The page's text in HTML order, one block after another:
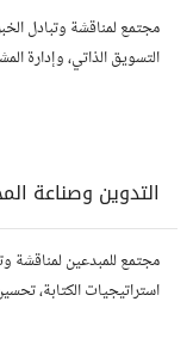
مجتمع لمناقشة وتبادل
التسويق الذاتي، وإدارة
التدوين وصناعة
مجتمع للمبدعين لمناقشة
استراتيجيات الكتابة،